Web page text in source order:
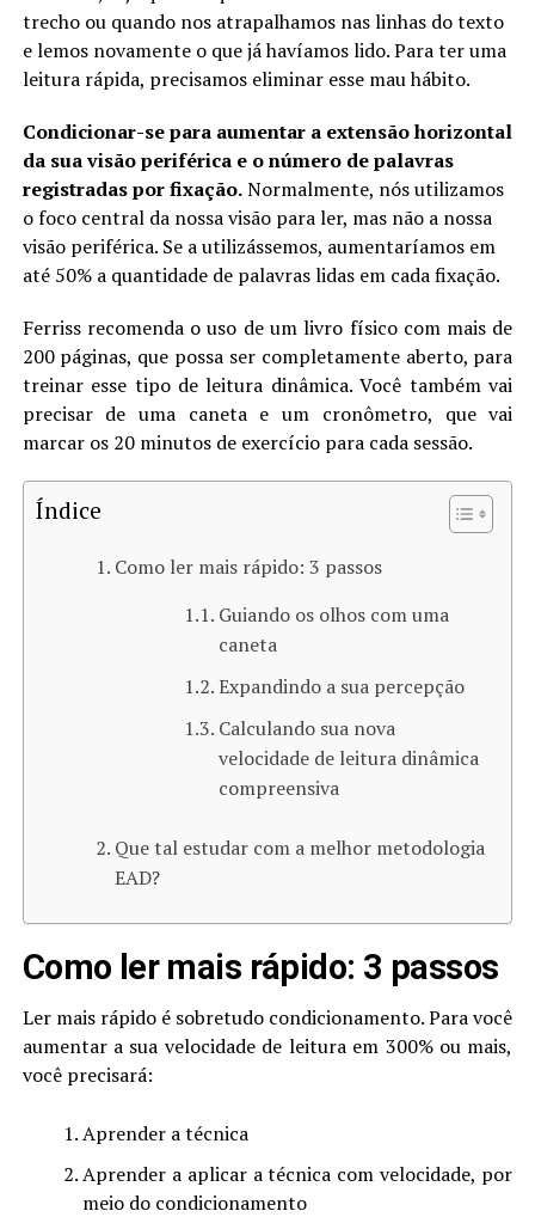
trecho ou quando nos atrapalhamos nas linhas do texto
e lemos novamente o que já havíamos lido. Para ter uma
leitura rápida, precisamos eliminar esse mau hábito.
Condicionar-se para aumentar a extensão horizontal
da sua visão periférica e o número de palavras
registradas por fixação.Normalmente, nós utilizamos
o foco central da nossa visão para ler, mas não a nossa
visão periférica. Se a utilizássemos, aumentaríamos em
até 50% a quantidade de palavras lidas em cada fixação.
Ferriss recomenda o uso de um livro físico com mais de
200 páginas, que possa ser completamente aberto, para
treinar esse tipo de leitura dinâmica. Você também vai
precisar de uma caneta e um cronômetro, que vai
marcar os 20 minutos de exercício para cada sessão.
Índice
Como ler mais rápido: 3 passos
Guiando os olhos com uma
caneta
Expandindo a sua percepção
Calculando sua nova
velocidade de leitura dinâmica
compreensiva
Que tal estudar com a melhor metodologia
EAD?
Como ler mais rápido: 3 passos
Ler mais rápido é sobretudo condicionamento. Para você
aumentar a sua velocidade de leitura em 300% ou mais,
você precisará:
Aprender a técnica
Aprender a aplicar a técnica com velocidade, por
meio do condicionamento